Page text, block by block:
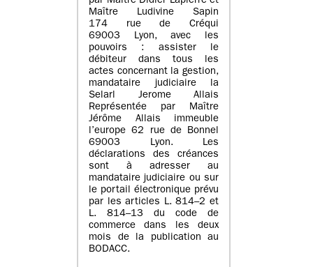
Maître Ludivine Sapin
174 rue de Créqui
69003 Lyon, avec les
pouvoirs : assister le
débiteur dans tous les
actes concernant la gestion,
mandataire judiciaire la
Selarl Jerome Allais
Représentée par Maître
Jérôme Allais immeuble
l’europe 62 rue de Bonnel
69003 Lyon. Les
déclarations des créances
sont à adresser au
mandataire judiciaire ou sur
le portail électronique prévu
par les articles L. 814–2 et
L. 814–13 du code de
commerce dans les deux
mois de la publication au
BODACC.